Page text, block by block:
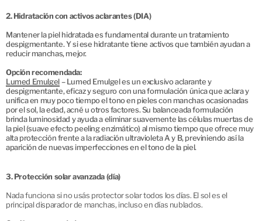
2. Hidratación con activos aclarantes (DIA)
Mantener la piel hidratada es fundamental durante un tratamiento
despigmentante. Y si ese hidratante tiene activos que también ayudan a
reducir manchas, mejor.
Opción recomendada:
Lumed Emulgel– Lumed Emulgel es un exclusivo aclarante y
despigmentante, eficaz y seguro con una formulación única que aclara y
unifica en muy poco tiempo el tono en pieles con manchas ocasionadas
por el sol, la edad, acné u otros factores. Su balanceada formulación
brinda luminosidad y ayuda a eliminar suavemente las células muertas de
la piel (suave efecto peeling enzimático) al mismo tiempo que ofrece muy
alta protección frente a la radiación ultravioleta A y B, previniendo así la
aparición de nuevas imperfecciones en el tono de la piel.
3. Protección solar avanzada (día)
Nada funciona si no usás protector solar todos los días. El sol es el
principal disparador de manchas, incluso en días nublados.